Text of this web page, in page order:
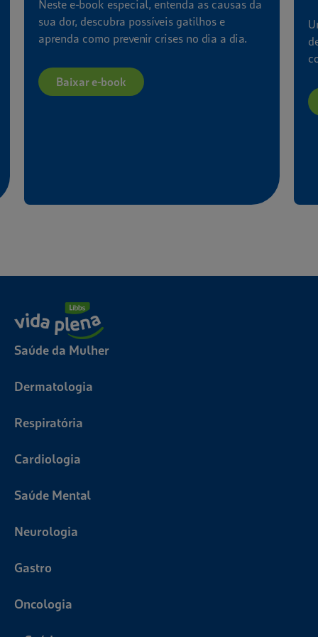
Neste e-book especial, entenda as causas da
sua dor, descubra possíveis gatilhos e
aprenda como prevenir crises no dia a dia.
Baixar e-book
Saúde da Mulher
Dermatologia
Respiratória
Cardiologia
Saúde Mental
Neurologia
Gastro
Oncologia